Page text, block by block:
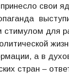
свои
для
а в
стран –